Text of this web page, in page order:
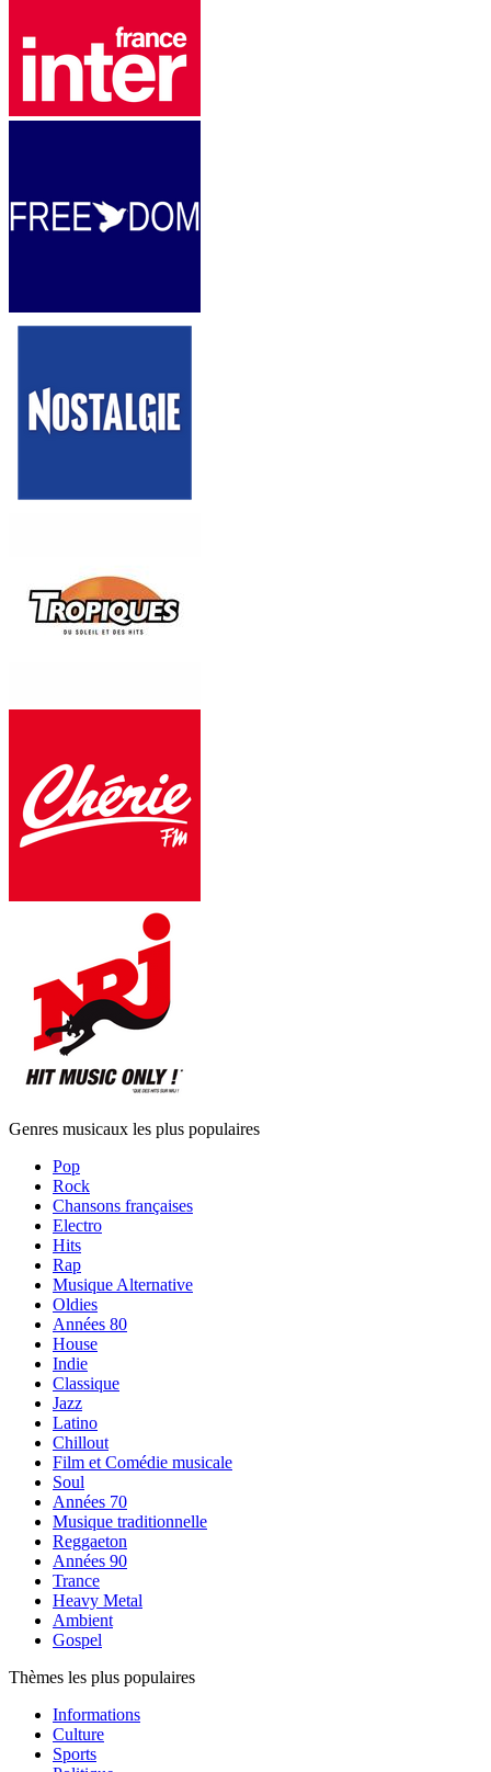
Genres musicaux les plus populaires
Pop
Rock
Chansons françaises
Electro
Hits
Rap
Musique Alternative
Oldies
Années 80
House
Indie
Classique
Jazz
Latino
Chillout
Film et Comédie musicale
Soul
Années 70
Musique traditionnelle
Reggaeton
Années 90
Trance
Heavy Metal
Ambient
Gospel
Thèmes les plus populaires
Informations
Culture
Sports